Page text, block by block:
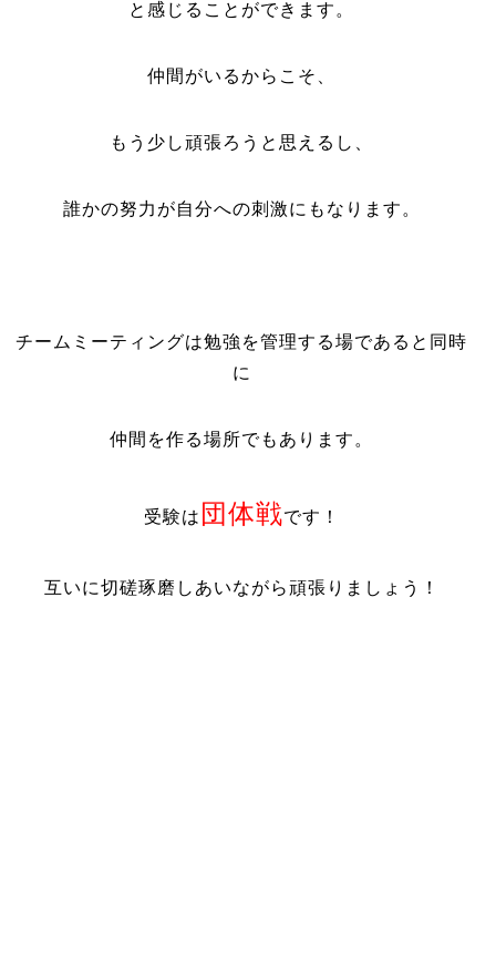
と感じることができます。
仲間がいるからこそ、
もう少し頑張ろうと思えるし、
誰かの努力が自分への刺激にもなります。
チームミーティングは勉強を管理する場であると同時
に
仲間を作る場所でもあります。
受験は 団体戦です！
互いに切磋琢磨しあいながら頑張りましょう！